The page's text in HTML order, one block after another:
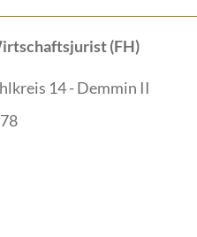
(FH)
14 - Demmin II